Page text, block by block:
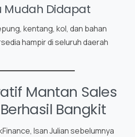
Mudah Didapat
kentang, kol, dan bahan
hampir di seluruh daerah
Mantan Sales
Bangkit
Isan Julian sebelumnya